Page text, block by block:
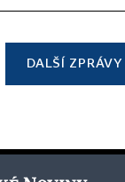
DALŠÍ ZPRÁVY